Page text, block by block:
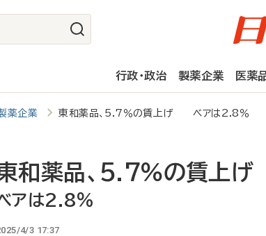
行政・政治 製薬企業 医薬
薬企業 東和薬品、5.7％の賃上げ ベアは2.8％
和薬品、5.7％の賃上げ
アは2.8％
4/3 17:37